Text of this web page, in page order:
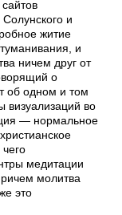
и
житие
и
ничем друг от
о
об одном и том
во
— нормальное
медитации
молитва
это